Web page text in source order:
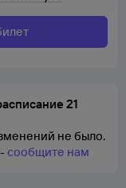
21
не было.
сообщите нам